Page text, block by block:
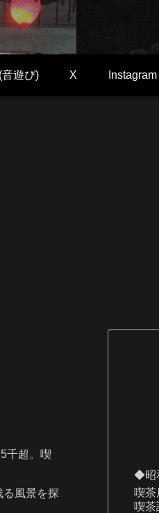
遊び) X Instagram
千超。喫
風景を探
◆昭
喫茶
喫茶